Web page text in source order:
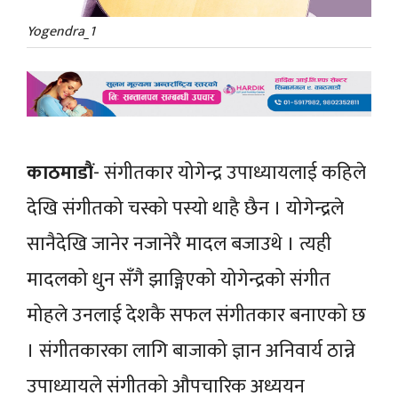
Yogendra_1
काठमाडाैं- संगीतकार योगेन्द्र उपाध्यायलाई कहिले
देखि संगीतको चस्को पस्यो थाहै छैन । योगेन्द्रले
सानैदेखि जानेर नजानेरै मादल बजाउथे । त्यही
मादलको धुन सँगै झाङ्गिएको योगेन्द्रको संगीत
मोहले उनलाई देशकै सफल संगीतकार बनाएको छ
। संगीतकारका लागि बाजाको ज्ञान अनिवार्य ठान्ने
उपाध्यायले संगीतको औपचारिक अध्ययन